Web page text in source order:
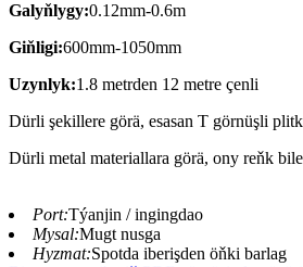
Galyňlygy:0.12mm-0.6m
Giňligi:600mm-1050mm
Uzynlyk:1.8 metrden 12 metre çenli
Dürli şekillere görä, esasan T görnüşli
Dürli metal materiallara görä, ony reňk
Port:Týanjin / ingingdao
Mysal:Mugt nusga
Hyzmat:Spotda iberişden öňki barlag